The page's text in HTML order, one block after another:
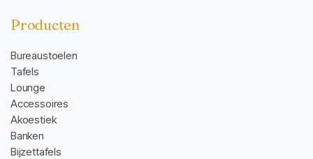
Producten
Bureaustoelen
Tafels
Lounge
Accessoires
Akoestiek
Banken
Bijzettafels